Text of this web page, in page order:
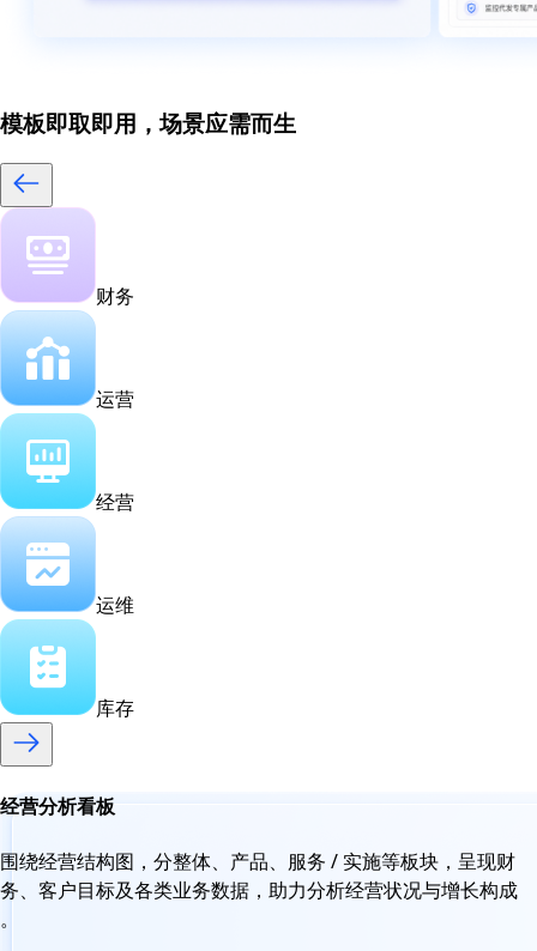
模板即取即用，场景应需而生
财务
运营
经营
运维
库存
经营分析看板
围绕经营结构图，分整体、产品、服务 / 实施等板块，呈现财
务、客户目标及各类业务数据，助力分析经营状况与增长构成
。